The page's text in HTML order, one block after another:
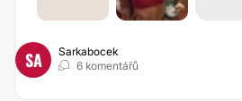
SA
Sarkabocek
6 komentářů